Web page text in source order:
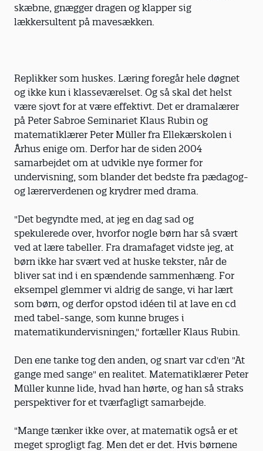
skæbne, gnægger dragen og klapper sig
lækkersultent på mavesækken.
Replikker som huskes. Læring foregår hele døgnet
og ikke kun i klasseværelset. Og så skal det helst
være sjovt for at være effektivt. Det er dramalærer
på Peter Sabroe Seminariet Klaus Rubin og
matematiklærer Peter Müller fra Ellekærskolen i
Århus enige om. Derfor har de siden 2004
samarbejdet om at udvikle nye former for
undervisning, som blander det bedste fra pædagog-
og lærerverdenen og krydrer med drama.
"Det begyndte med, at jeg en dag sad og
spekulerede over, hvorfor nogle børn har så svært
ved at lære tabeller. Fra dramafaget vidste jeg, at
børn ikke har svært ved at huske tekster, når de
bliver sat ind i en spændende sammenhæng. For
eksempel glemmer vi aldrig de sange, vi har lært
som børn, og derfor opstod idéen til at lave en cd
med tabel-sange, som kunne bruges i
matematikundervisningen," fortæller Klaus Rubin.
Den ene tanke tog den anden, og snart var cd'en "At
gange med sange" en realitet. Matematiklærer Peter
Müller kunne lide, hvad han hørte, og han så straks
perspektiver for et tværfagligt samarbejde.
"Mange tænker ikke over, at matematik også er et
meget sprogligt fag. Men det er det. Hvis børnene